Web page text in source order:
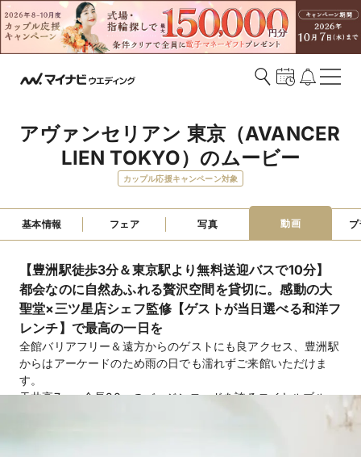
アヴァンセリアン 東京（AVANCER
LIEN TOKYO）のムービー
カップル応援キャンペーン対象
基本情報 フェア 写真 動画
【豊洲駅徒歩3分＆東京駅より無料送迎バスで10分】
都会なのに自然あふれる贅沢空間を貸切に。感動の大
聖堂×三ツ星店シェフ監修【ゲストが当日選べる和洋フ
レンチ】で最高の一日を
全館バリアフリー＆遠方からのゲストにも良アクセス、豊洲駅
からはアーケードのため雨の日でも濡れずご来館いただけま
す。
天井高7ｍ、全長20ｍのバージンロードを誇るロイヤルブルー